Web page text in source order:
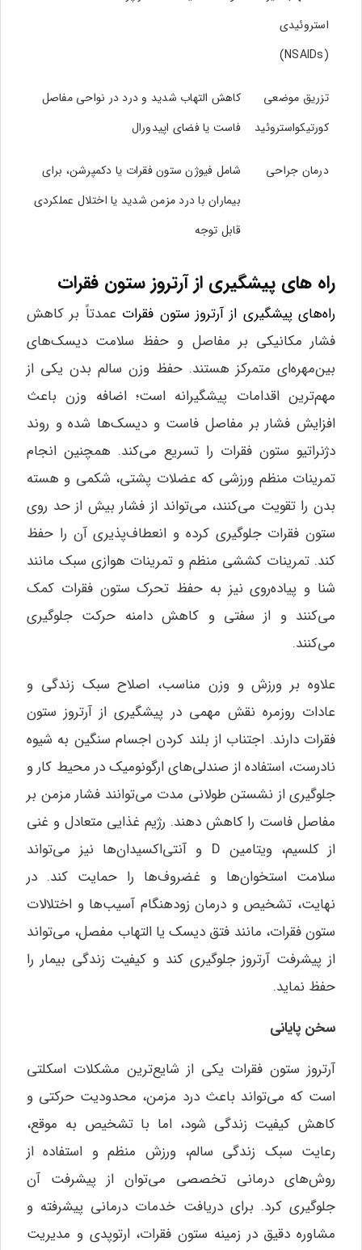
استروئیدی
(NSAIDs)
تزریق موضعی
کورتیکواستروئید
کاهش التهاب شدید و درد در نواحی مفاصل
فاست یا فضای اپیدورال
درمان جراحی
شامل فیوژن ستون فقرات یا دکمپرشن، برای
بیماران با درد مزمن شدید یا اختلال عملکردی
قابل توجه
راه های پیشگیری از آرتروز ستون فقرات
راه‌های پیشگیری از آرتروز ستون فقرات عمدتاً بر کاهش
فشار مکانیکی بر مفاصل و حفظ سلامت دیسک‌های
بین‌مهره‌ای متمرکز هستند. حفظ وزن سالم بدن یکی از
مهم‌ترین اقدامات پیشگیرانه است؛ اضافه وزن باعث
افزایش فشار بر مفاصل فاست و دیسک‌ها شده و روند
دژنراتیو ستون فقرات را تسریع می‌کند. همچنین انجام
تمرینات منظم ورزشی که عضلات پشتی، شکمی و هسته
بدن را تقویت می‌کنند، می‌تواند از فشار بیش از حد روی
ستون فقرات جلوگیری کرده و انعطاف‌پذیری آن را حفظ
کند. تمرینات کششی منظم و تمرینات هوازی سبک مانند
شنا و پیاده‌روی نیز به حفظ تحرک ستون فقرات کمک
می‌کنند و از سفتی و کاهش دامنه حرکت جلوگیری
می‌کنند.
علاوه بر ورزش و وزن مناسب، اصلاح سبک زندگی و
عادات روزمره نقش مهمی در پیشگیری از آرتروز ستون
فقرات دارند. اجتناب از بلند کردن اجسام سنگین به شیوه
نادرست، استفاده از صندلی‌های ارگونومیک در محیط کار و
جلوگیری از نشستن طولانی مدت می‌توانند فشار مزمن بر
مفاصل فاست را کاهش دهند. رژیم غذایی متعادل و غنی
از کلسیم، ویتامین D و آنتی‌اکسیدان‌ها نیز می‌تواند
سلامت استخوان‌ها و غضروف‌ها را حمایت کند. در
نهایت، تشخیص و درمان زودهنگام آسیب‌ها و اختلالات
ستون فقرات، مانند فتق دیسک یا التهاب مفصل، می‌تواند
از پیشرفت آرتروز جلوگیری کند و کیفیت زندگی بیمار را
حفظ نماید.
سخن پایانی
آرتروز ستون فقرات یکی از شایع‌ترین مشکلات اسکلتی
است که می‌تواند باعث درد مزمن، محدودیت حرکتی و
کاهش کیفیت زندگی شود، اما با تشخیص به موقع،
رعایت سبک زندگی سالم، ورزش منظم و استفاده از
روش‌های درمانی تخصصی می‌توان از پیشرفت آن
جلوگیری کرد. برای دریافت خدمات درمانی پیشرفته و
مشاوره دقیق در زمینه ستون فقرات، ارتوپدی و مدیریت